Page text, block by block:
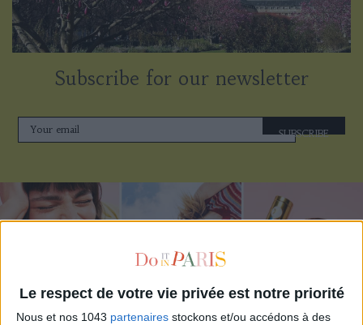
Le respect de votre vie privée est notre priorité
Nous et nos 1043 partenaires stockons et/ou accédons à des
Subscribe for our newsletter
SUBSCRIBE